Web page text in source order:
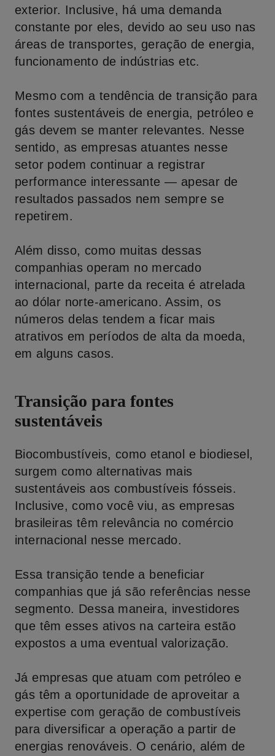
exterior. Inclusive, há uma demanda
constante por eles, devido ao seu uso nas
áreas de transportes, geração de energia,
funcionamento de indústrias etc.
Mesmo com a tendência de transição para
fontes sustentáveis de energia, petróleo e
gás devem se manter relevantes. Nesse
sentido, as empresas atuantes nesse
setor podem continuar a registrar
performance interessante — apesar de
resultados passados nem sempre se
repetirem.
Além disso, como muitas dessas
companhias operam no mercado
internacional, parte da receita é atrelada
ao dólar norte-americano. Assim, os
números delas tendem a ficar mais
atrativos em períodos de alta da moeda,
em alguns casos.
Transição para fontes
sustentáveis
Biocombustíveis, como etanol e biodiesel,
surgem como alternativas mais
sustentáveis aos combustíveis fósseis.
Inclusive, como você viu, as empresas
brasileiras têm relevância no comércio
internacional nesse mercado.
Essa transição tende a beneficiar
companhias que já são referências nesse
segmento. Dessa maneira, investidores
que têm esses ativos na carteira estão
expostos a uma eventual valorização.
Já empresas que atuam com petróleo e
gás têm a oportunidade de aproveitar a
expertise com geração de combustíveis
para diversificar a operação a partir de
energias renováveis. O cenário, além de